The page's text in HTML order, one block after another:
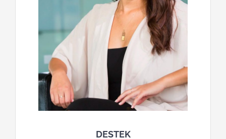
DESTEK